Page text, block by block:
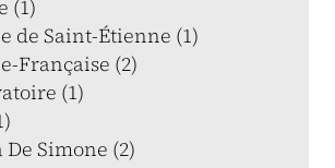
(1)
de Saint-Étienne (1)
Française (2)
(1)
Simone (2)